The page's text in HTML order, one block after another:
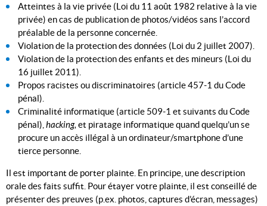
Atteintes à la vie privée (Loi du 11 août 1982 relative à la vie
privée) en cas de publication de photos/vidéos sans l’accord
préalable de la personne concernée.
Violation de la protection des données (Loi du 2 juillet 2007).
Violation de la protection des enfants et des mineurs (Loi du
16 juillet 2011).
Propos racistes ou discriminatoires (article 457-1 du Code
pénal).
Criminalité informatique (article 509-1 et suivants du Code
pénal), hacking,et piratage informatique quand quelqu’un se
procure un accès illégal à un ordinateur/smartphone d’une
tierce personne.
Il est important de porter plainte. En principe, une description
orale des faits suffit. Pour étayer votre plainte, il est conseillé de
présenter des preuves (p.ex. photos, captures d’écran, messages)